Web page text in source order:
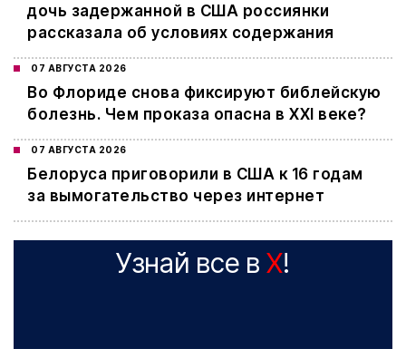
дочь задержанной в США россиянки
рассказала об условиях содержания
07 АВГУСТА 2026
Во Флориде снова фиксируют библейскую
болезнь. Чем проказа опасна в XXI веке?
07 АВГУСТА 2026
Белоруса приговорили в США к 16 годам
за вымогательство через интернет
Узнай все в X!